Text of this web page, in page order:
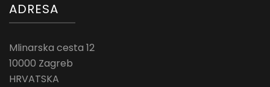
ADRESA
Mlinarska cesta 12
10000 Zagreb
HRVATSKA